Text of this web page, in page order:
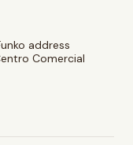
address
Comercial